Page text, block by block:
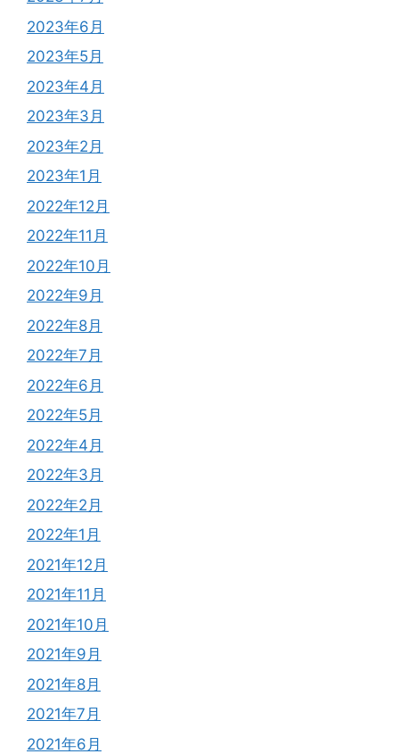
2023年6月
2023年5月
2023年4月
2023年3月
2023年2月
2023年1月
2022年12月
2022年11月
2022年10月
2022年9月
2022年8月
2022年7月
2022年6月
2022年5月
2022年4月
2022年3月
2022年2月
2022年1月
2021年12月
2021年11月
2021年10月
2021年9月
2021年8月
2021年7月
2021年6月